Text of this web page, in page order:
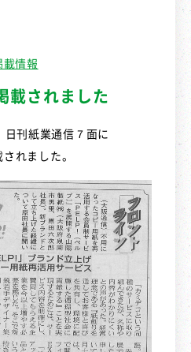
載情報
載されました
刊紙業通信７面に
れました。